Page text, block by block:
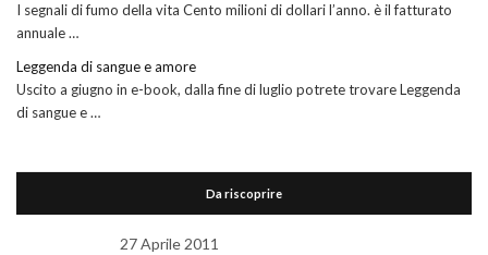
I segnali di fumo della vita Cento milioni di dollari l’anno. è il fatturato
annuale …
Leggenda di sangue e amore
Uscito a giugno in e-book, dalla fine di luglio potrete trovare Leggenda
di sangue e …
Da riscoprire
27 Aprile 2011